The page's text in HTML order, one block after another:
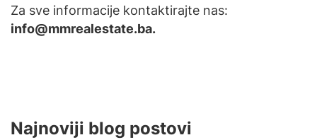
Za sve informacije kontaktirajte nas:
info@mmrealestate.ba.
Najnoviji blog postovi